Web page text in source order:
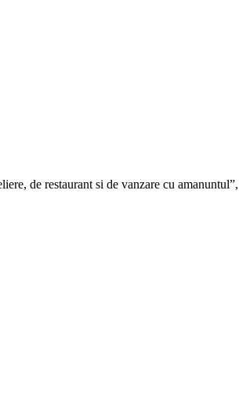
de restaurant si de vanzare cu